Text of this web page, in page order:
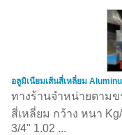
อลูมิเนียมเส้นสี่เหลี่ยม
ทางร้านจำหน่ายตามข
สี่เหลี่ยม กว้าง หนา Kg/
3/4" 1.02 ...